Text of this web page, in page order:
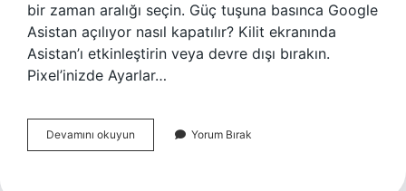
bir zaman aralığı seçin. Güç tuşuna basınca Google
Asistan açılıyor nasıl kapatılır? Kilit ekranında
Asistan’ı etkinleştirin veya devre dışı bırakın.
Pixel’inizde Ayarlar…
Devamını okuyun
Asistan
Yorum Bırak